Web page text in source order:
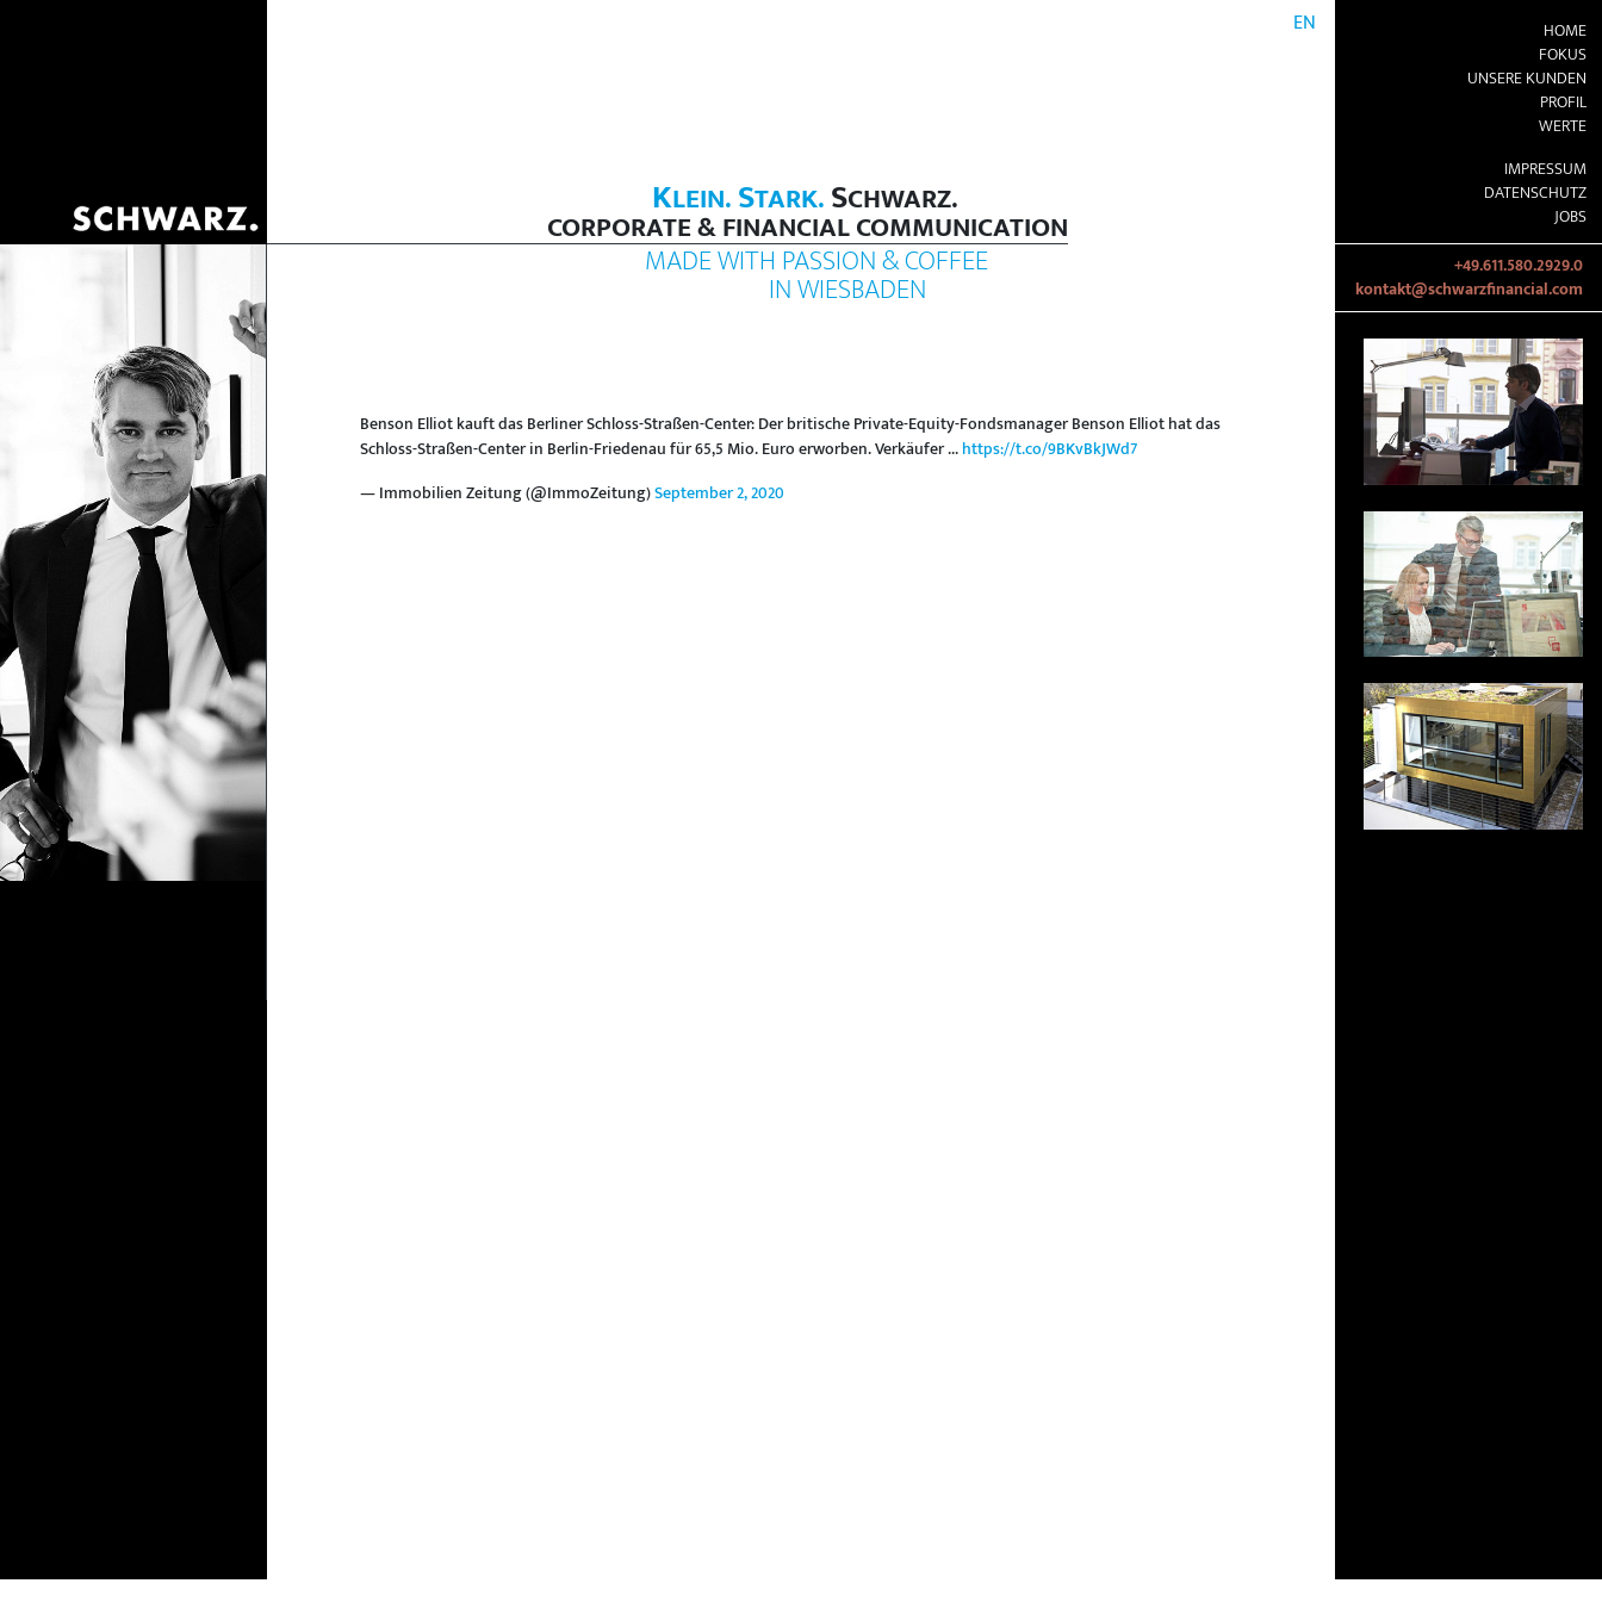
KLEIN.STARK.SCHWARZ.
CORPORATE & FINANCIAL COMMUNICATION
EN
HOME
FOKUS
UNSERE KUNDEN
PROFIL
WERTE
IMPRESSUM
DATENSCHUTZ
JOBS
MADE WITH PASSION & COFFEE
IN WIESBADEN
Benson Elliot kauft das Berliner Schloss-Straßen-Center: Der britische Private-Equity-Fondsmanager Benson Elliot hat das
Schloss-Straßen-Center in Berlin-Friedenau für 65,5 Mio. Euro erworben. Verkäufer ...https://t.co/9BKvBkJWd7
— Immobilien Zeitung (@ImmoZeitung)September 2, 2020
+49.611.580.2929.0
kontakt@schwarzfinancial.com